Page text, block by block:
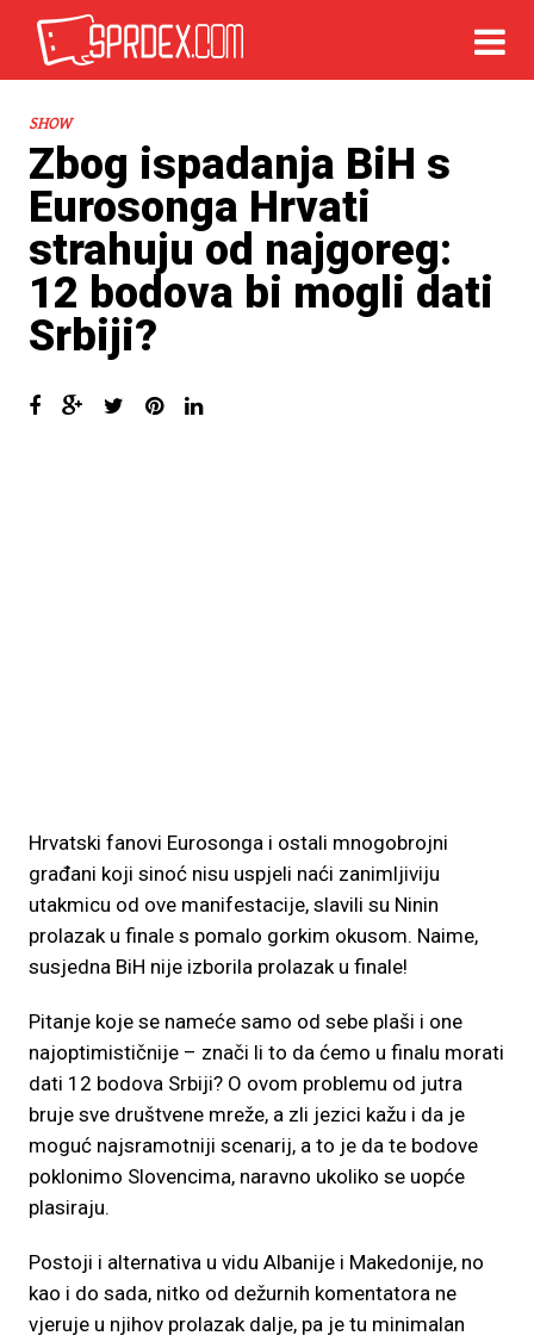
SHOW
Zbog ispadanja BiH s
Eurosonga Hrvati
strahuju od najgoreg:
12 bodova bi mogli dati
Srbiji?
Hrvatski fanovi Eurosonga i ostali mnogobrojni
građani koji sinoć nisu uspjeli naći zanimljiviju
utakmicu od ove manifestacije, slavili su Ninin
prolazak u finale s pomalo gorkim okusom. Naime,
susjedna BiH nije izborila prolazak u finale!
Pitanje koje se nameće samo od sebe plaši i one
najoptimističnije – znači li to da ćemo u finalu morati
dati 12 bodova Srbiji? O ovom problemu od jutra
bruje sve društvene mreže, a zli jezici kažu i da je
moguć najsramotniji scenarij, a to je da te bodove
poklonimo Slovencima, naravno ukoliko se uopće
plasiraju.
Postoji i alternativa u vidu Albanije i Makedonije, no
kao i do sada, nitko od dežurnih komentatora ne
vjeruje u njihov prolazak dalje, pa je tu minimalan